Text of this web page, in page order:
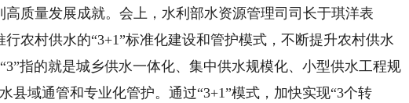
高质量发展成就。会上，水利部水资源管理司司长于琪洋表
农村供水的“3+1”标准化建设和管护模式，不断提升农村供水
指的就是城乡供水一体化、集中供水规模化、小型供水工程规
县域通管和专业化管护。通过“3+1”模式，加快实现“3个转